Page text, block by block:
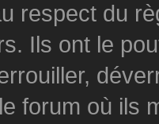
respect du
Ils ont le
forum où ils